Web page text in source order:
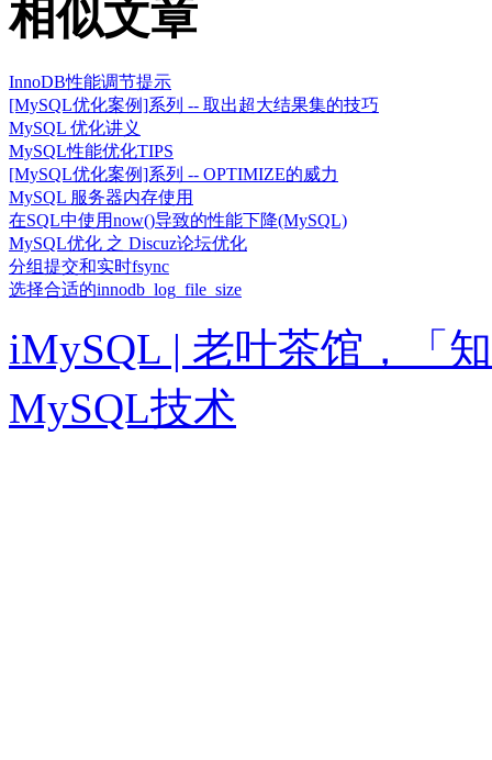
相似文章
InnoDB性能调节提示
[MySQL优化案例]系列 -- 取出超大结果集的技巧
MySQL 优化讲义
MySQL性能优化TIPS
[MySQL优化案例]系列 -- OPTIMIZE的威力
MySQL 服务器内存使用
在SQL中使用now()导致的性能下降(MySQL)
MySQL优化 之 Discuz论坛优化
分组提交和实时fsync
选择合适的innodb_log_file_size
iMySQL | 老叶茶馆，「
MySQL技术